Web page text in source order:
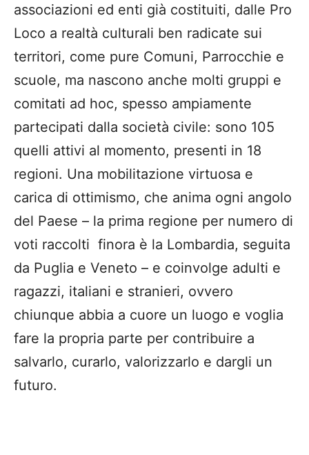
associazioni ed enti già costituiti, dalle Pro
Loco a realtà culturali ben radicate sui
territori, come pure Comuni, Parrocchie e
scuole, ma nascono anche molti gruppi e
comitati ad hoc, spesso ampiamente
partecipati dalla società civile: sono 105
quelli attivi al momento, presenti in 18
regioni. Una mobilitazione virtuosa e
carica di ottimismo, che anima ogni angolo
del Paese – la prima regione per numero di
voti raccolti finora è la Lombardia, seguita
da Puglia e Veneto – e coinvolge adulti e
ragazzi, italiani e stranieri, ovvero
chiunque abbia a cuore un luogo e voglia
fare la propria parte per contribuire a
salvarlo, curarlo, valorizzarlo e dargli un
futuro.